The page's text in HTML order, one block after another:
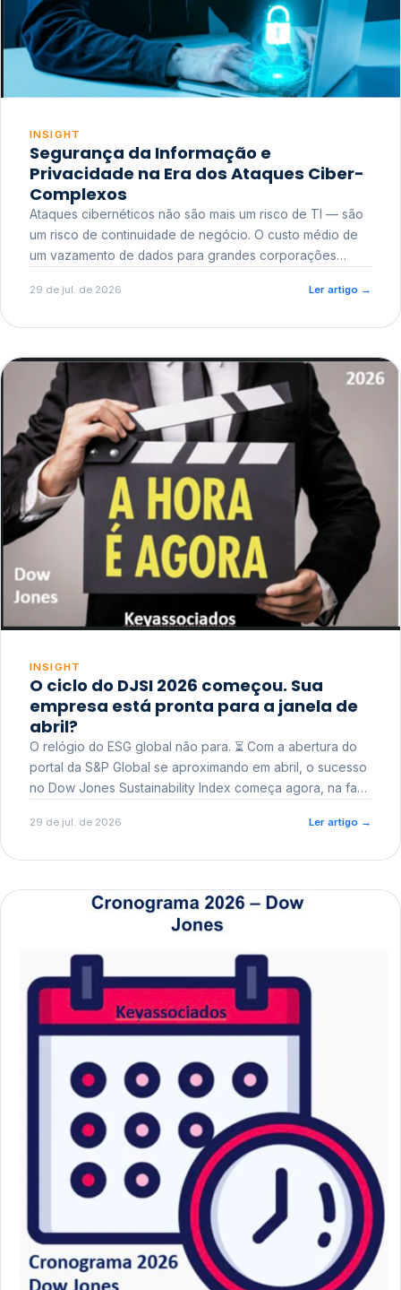
INSIGHT
Segurança da Informação e
Privacidade na Era dos Ataques Ciber-
Complexos
Ataques cibernéticos não são mais um risco de TI — são
um risco de continuidade de negócio. O custo médio de
um vazamento de dados para grandes corporações
reputacional e o risco regulatório junto a órgãos como a
29 de jul. de 2026 Ler artigo →
INSIGHT
O ciclo do DJSI 2026 começou. Sua
empresa está pronta para a janela de
abril?
O relógio do ESG global não para. ⏳ Com a abertura do
portal da S&P Global se aproximando em abril, o sucesso
no Dow Jones Sustainability Index começa agora, na fase
29 de jul. de 2026 Ler artigo →